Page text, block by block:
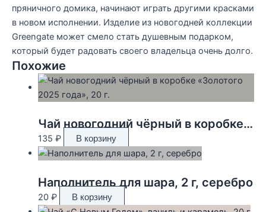
пряничного домика, начинают играть другими красками
в новом исполнении. Изделие из новогодней коллекции
Greengate может смело стать душевным подарком,
который будет радовать своего владельца очень долго.
Похожие
Чай новогодний чёрный в коробке «Золотого 2025 года», 20 г.
135 ₽ В корзину
Наполнитель для шара, 2 г, серебро
20 ₽ В корзину